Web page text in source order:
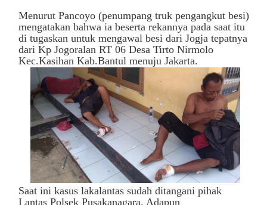
Menurut Pancoyo (penumpang truk pengangkut besi)
mengatakan bahwa ia beserta rekannya pada saat itu
di tugaskan untuk mengawal besi dari Jogja tepatnya
dari Kp Jogoralan RT 06 Desa Tirto Nirmolo
Kec.Kasihan Kab.Bantul menuju Jakarta.
Saat ini kasus lakalantas sudah ditangani pihak
Lantas Polsek Pusakanagara. Adapun